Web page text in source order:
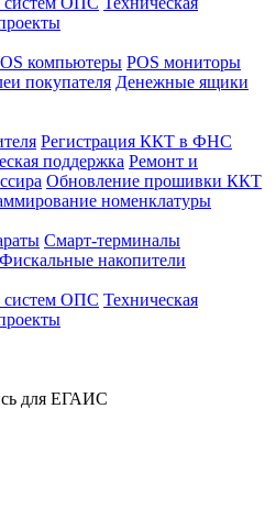
компьютеры POS мониторы
покупателя Денежные ящики
Регистрация ККТ в ФНС
поддержка Ремонт и
Обновление прошивки ККТ
номенклатуры
Смарт-терминалы
Фискальные накопители
систем ОПС Техническая
для ЕГАИС